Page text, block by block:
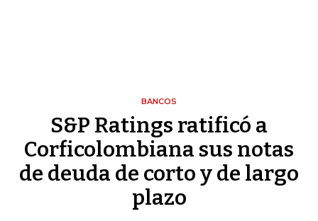
BANCOS
S&P Ratings ratificó a
Corficolombiana sus notas
de deuda de corto y de largo
plazo